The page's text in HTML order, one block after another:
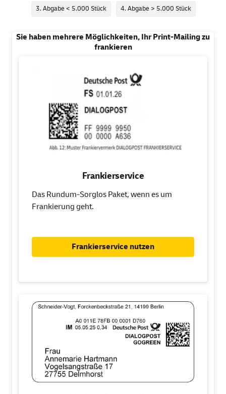
3. Abgabe < 5.000 Stück 4. Abgabe > 5.000 Stück
Sie haben mehrere Möglichkeiten, Ihr Print-Mailing zu
frankieren
Frankierservice
Das Rundum-Sorglos Paket, wenn es um
Frankierung geht.
Frankierservice nutzen